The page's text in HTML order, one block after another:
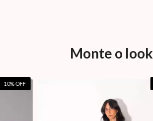
Monte o look
10% OFF